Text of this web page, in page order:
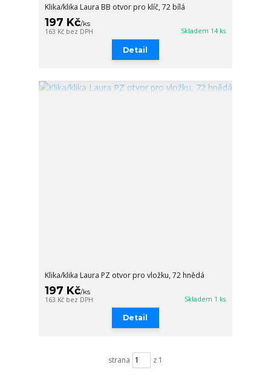
Klika/klika Laura BB otvor pro klíč, 72 bílá
197 Kč/ks
163 Kč bez DPH Skladem 14 ks
Detail
Klika/klika Laura PZ otvor pro vložku, 72 hnědá
197 Kč/ks
163 Kč bez DPH Skladem 1 ks
Detail
strana z 1